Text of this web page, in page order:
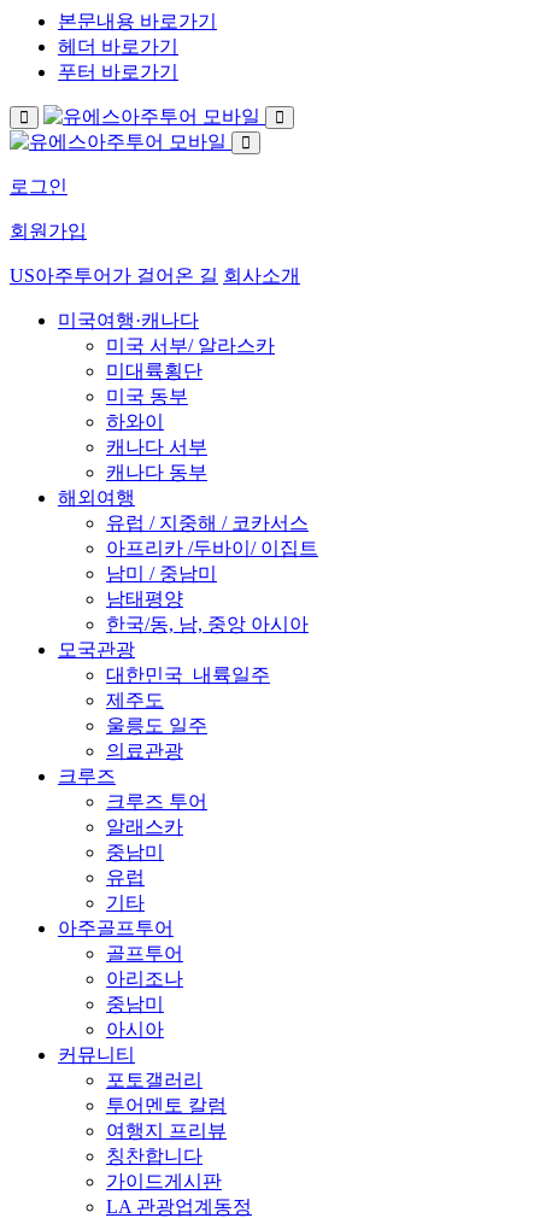
본문내용 바로가기
헤더 바로가기
푸터 바로가기
로그인
회원가입
US아주투어가 걸어온 길 회사소개
미국여행·캐나다
미국 서부/ 알라스카
미대륙횡단
미국 동부
하와이
캐나다 서부
캐나다 동부
해외여행
유럽 / 지중해 / 코카서스
아프리카 /두바이/ 이집트
남미 / 중남미
남태평양
한국/동, 남, 중앙 아시아
모국관광
대한민국_내륙일주
제주도
울릉도 일주
의료관광
크루즈
크루즈 투어
알래스카
중남미
유럽
기타
아주골프투어
골프투어
아리조나
중남미
아시아
커뮤니티
포토갤러리
투어멘토 칼럼
여행지 프리뷰
칭찬합니다
가이드게시판
LA 관광업계동정